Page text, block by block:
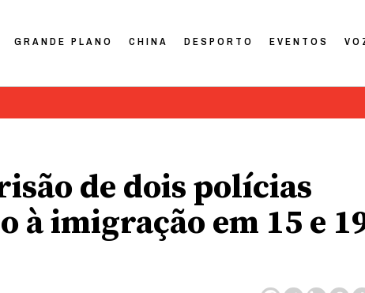
GRANDE PLANO CHINA DESPORTO EVENTOS
de dois polícias
à imigração em 15 e